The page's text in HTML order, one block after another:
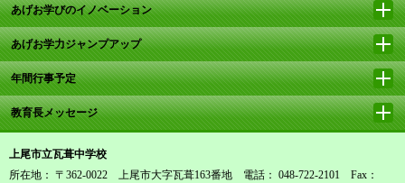
あげお学びのイノベーション
あげお学力ジャンプアップ
年間行事予定
教育長メッセージ
上尾市立瓦葺中学校
所在地： 〒362-0022 上尾市大字瓦葺163番地 電話： 048-722-2101 Fax：